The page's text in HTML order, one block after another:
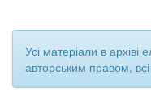
Усі матеріали в архіві
авторським правом,